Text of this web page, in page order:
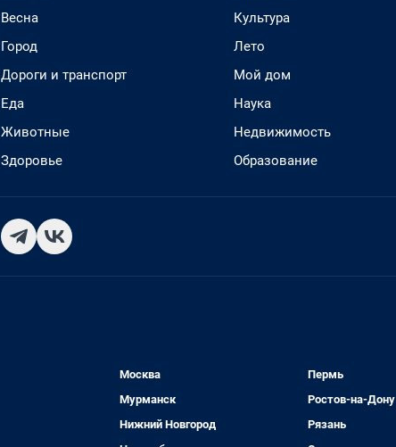
Весна
Город
Дороги и транспорт
Еда
Животные
Здоровье
Культура
Лето
Мой дом
Наука
Недвижимость
Образование
Москва
Мурманск
Нижний Новгород
Пермь
Ростов-на-Дону
Рязань